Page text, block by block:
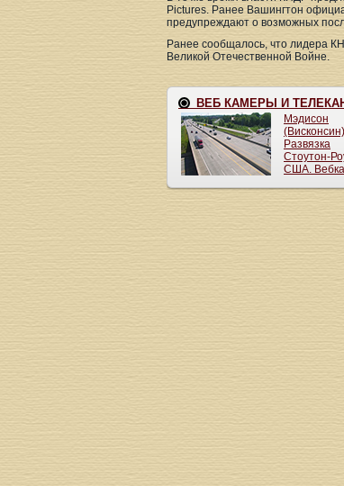
Pictures. Ранее Вашингтон
предупреждают о возможных
Ранее сообщалось, что лидера
Великой Отечественной Войне.